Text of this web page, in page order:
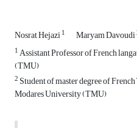
Nosrat Hejazi1 Maryam Davoudi
1Assistant Professor of French
(TMU)
2 Student of master degree of
Modares University (TMU)